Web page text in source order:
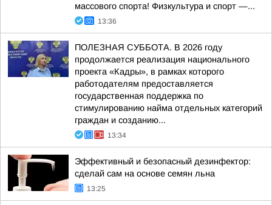
массового спорта! Физкультура и спорт —...
13:36
ПОЛЕЗНАЯ СУББОТА. В 2026 году
продолжается реализация национального
проекта «Кадры», в рамках которого
работодателям предоставляется
государственная поддержка по
стимулированию найма отдельных категорий
граждан и созданию...
13:34
Эффективный и безопасный дезинфектор:
сделай сам на основе семян льна
13:25